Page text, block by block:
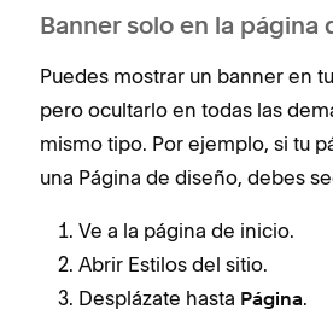
Banner solo en la página
Puedes mostrar un banner en tu
pero ocultarlo en todas las
mismo tipo. Por ejemplo, si tu
una Página de diseño, debes
Ve a la página de inicio.
Abrir Estilos del sitio.
Desplázate hasta Página.